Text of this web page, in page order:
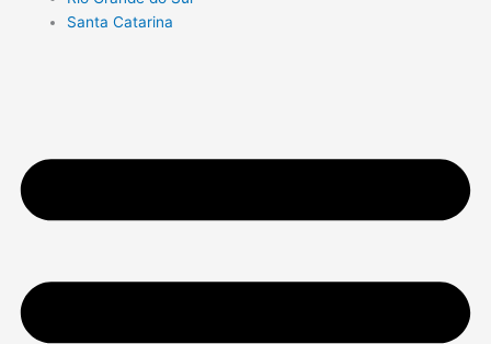
Santa Catarina